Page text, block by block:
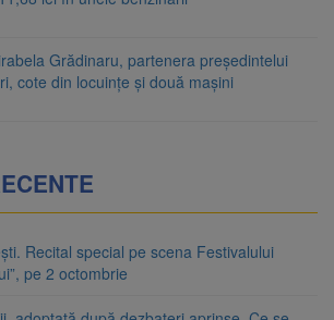
Grădinaru, partenera președintelui
cote din locuințe și două mașini
Recital special pe scena Festivalului
pe 2 octombrie